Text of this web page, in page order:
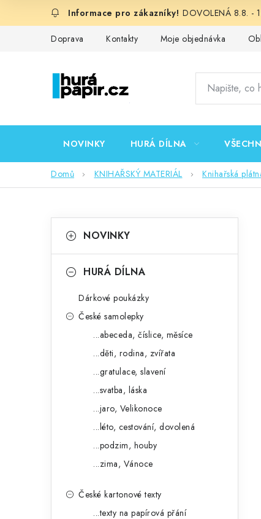
DOVOLENÁ 8.8. -
Doprava Kontakty Moje objednávka
NOVINKY HURÁ DÍLNA
Domů KNIHAŘSKÝ MATERIÁL Knihařská
okategorie
a
NOVINKY
HURÁ DÍLNA
Dárkové poukázky
České samolepky
...abeceda, číslice, měsíce
...děti, rodina, zvířata
...gratulace, slavení
...svatba, láska
...jaro, Velikonoce
...léto, cestování, dovolená
...podzim, houby
...zima, Vánoce
České kartonové texty
...texty na papírová přání